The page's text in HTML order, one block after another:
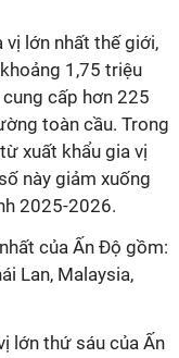
vị lớn nhất thế giới,
1,75 triệu
cấp hơn 225
toàn cầu. Trong
xuất khẩu gia vị
này giảm xuống
2025-2026.
của Ấn Độ gồm:
Lan, Malaysia,
lớn thứ sáu của Ấn